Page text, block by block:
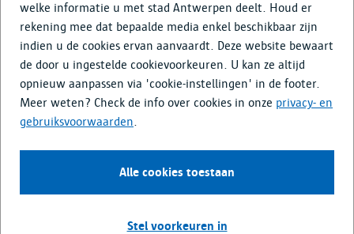
Film opgravingen
Deze content kan niet getoond worden.
Door de gekozen cookie voorkeuren kan de
inhoud niet weergegeven worden. Deze
inhoud is enkel zichtbaar als u marketing
cookies inschakelt.
welke informatie u met stad Antwerpen deelt. Houd er
rekening mee dat bepaalde media enkel beschikbaar zijn
indien u de cookies ervan aanvaardt. Deze website bewaart
de door u ingestelde cookievoorkeuren. U kan ze altijd
opnieuw aanpassen via 'cookie-instellingen' in de footer.
Meer weten? Check de info over cookies in onze privacy- en
gebruiksvoorwaarden.
Alle cookies toestaan
Stel voorkeuren in